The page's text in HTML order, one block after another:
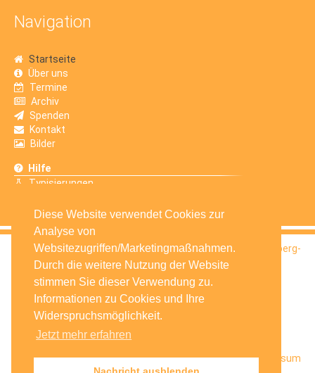
Diese Website verwendet Cookies zur
Analyse von
Websitezugriffen/Marketingmaßnahmen.
Durch die weitere Nutzung der Website
stimmen Sie dieser Verwendung zu.
Informationen zu Cookies und Ihre
Widerspruchsmöglichkeit.
Jetzt mehr erfahren
Navigation
Startseite
Über uns
Termine
Archiv
Spenden
Kontakt
Bilder
Hilfe
Typisierungen
© 2016Selbsthilfegruppe Krebskranker Kinder Amberg-
Sulzbach e.V.
Impressum
Datenschutz
Facebook
Startseite